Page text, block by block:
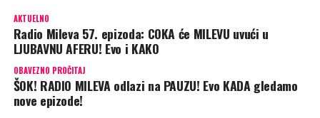
AKTUELNO
Radio Mileva 57. epizoda: COKA će MILEVU uvući u
LJUBAVNU AFERU! Evo i KAKO
OBAVEZNO PROČITAJ
ŠOK! RADIO MILEVA odlazi na PAUZU! Evo KADA gledamo
nove epizode!